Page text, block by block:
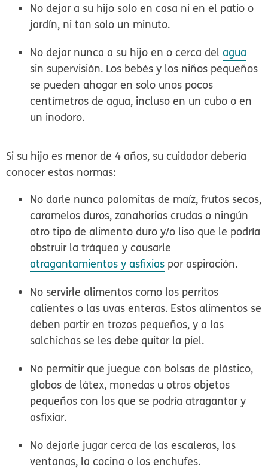
No dejar a su hijo solo en casa ni en el patio o
jardín, ni tan solo un minuto.
No dejar nunca a su hijo en o cerca delagua
sin supervisión. Los bebés y los niños pequeños
se pueden ahogar en solo unos pocos
centímetros de agua, incluso en un cubo o en
un inodoro.
Si su hijo es menor de 4 años, su cuidador debería
conocer estas normas:
No darle nunca palomitas de maíz, frutos secos,
caramelos duros, zanahorias crudas o ningún
otro tipo de alimento duro y/o liso que le podría
obstruir la tráquea y causarle
atragantamientos y asfixias por aspiración.
No servirle alimentos como los perritos
calientes o las uvas enteras. Estos alimentos se
deben partir en trozos pequeños, y a las
salchichas se les debe quitar la piel.
No permitir que juegue con bolsas de plástico,
globos de látex, monedas u otros objetos
pequeños con los que se podría atragantar y
asfixiar.
No dejarle jugar cerca de las escaleras, las
ventanas, la cocina o los enchufes.